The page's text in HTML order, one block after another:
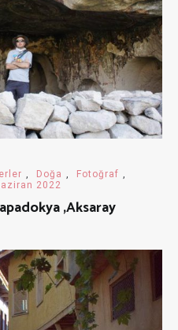
Doğa Fotoğraf
2022
,Aksaray